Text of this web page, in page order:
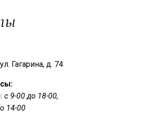
Гагарина, д. 74
с 9-00 до 18-00,
14-00